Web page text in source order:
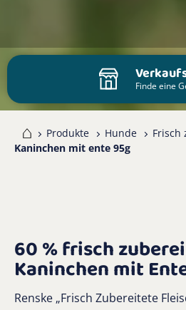
Finde eine
Produkte Hunde
Frisch
Kaninchen mit ente 95g
60 % frisch
Kaninchen mit
Renske „Frisch Zubereitete